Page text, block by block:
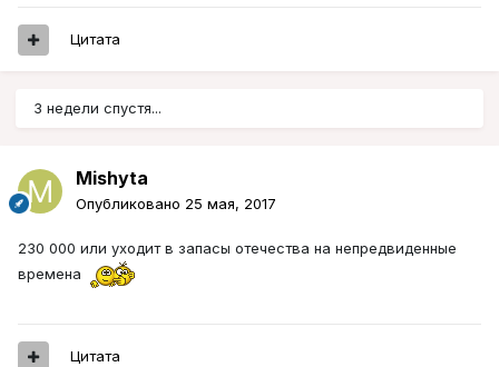
Цитата
3 недели спустя...
Mishyta
Опубликовано 25 мая, 2017
230 000 или уходит в запасы отечества на непредвиденные
времена
Цитата